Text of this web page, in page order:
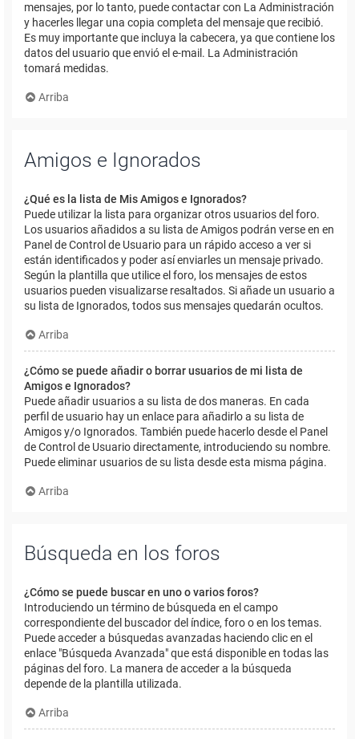
mensajes, por lo tanto, puede contactar con La Administración
y hacerles llegar una copia completa del mensaje que recibió.
Es muy importante que incluya la cabecera, ya que contiene los
datos del usuario que envió el e-mail. La Administración
tomará medidas.
Arriba
Amigos e Ignorados
¿Qué es la lista de Mis Amigos e Ignorados?
Puede utilizar la lista para organizar otros usuarios del foro.
Los usuarios añadidos a su lista de Amigos podrán verse en en
Panel de Control de Usuario para un rápido acceso a ver si
están identificados y poder así enviarles un mensaje privado.
Según la plantilla que utilice el foro, los mensajes de estos
usuarios pueden visualizarse resaltados. Si añade un usuario a
su lista de Ignorados, todos sus mensajes quedarán ocultos.
Arriba
¿Cómo se puede añadir o borrar usuarios de mi lista de
Amigos e Ignorados?
Puede añadir usuarios a su lista de dos maneras. En cada
perfil de usuario hay un enlace para añadirlo a su lista de
Amigos y/o Ignorados. También puede hacerlo desde el Panel
de Control de Usuario directamente, introduciendo su nombre.
Puede eliminar usuarios de su lista desde esta misma página.
Arriba
Búsqueda en los foros
¿Cómo se puede buscar en uno o varios foros?
Introduciendo un término de búsqueda en el campo
correspondiente del buscador del índice, foro o en los temas.
Puede acceder a búsquedas avanzadas haciendo clic en el
enlace "Búsqueda Avanzada" que está disponible en todas las
páginas del foro. La manera de acceder a la búsqueda
depende de la plantilla utilizada.
Arriba